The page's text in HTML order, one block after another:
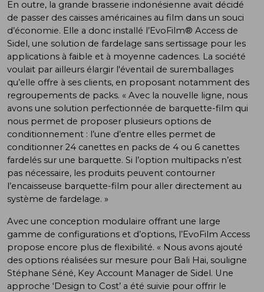
En outre, la grande brasserie indonésienne avait décidé
de passer des caisses américaines au film dans un souci
d’économie. Elle a donc installé l’EvoFilm® Access de
Sidel, une solution de fardelage sans sertissage pour les
applications à faible et à moyenne cadences. La société
voulait par ailleurs élargir l'éventail de suremballages
qu’elle offre à ses clients, en proposant notamment des
regroupements de packs. « Avec la nouvelle ligne, nous
avons une solution perfectionnée de barquette-film qui
nous permet de proposer plusieurs options de
conditionnement : l’une d’entre elles permet de
conditionner 24 canettes en packs de 4 ou 6 canettes
fardelés sur une barquette. Si l’option multipacks n’est
pas nécessaire, les produits peuvent contourner
l’encaisseuse barquette-film pour aller directement au
système de fardelage. »
Avec une conception modulaire offrant une large
gamme de configurations et d’options, l’EvoFilm Access
propose encore plus de flexibilité. « Nous avons ajouté
des options réalisées sur mesure pour Bali Hai, souligne
Stéphane Séné, Key Account Manager de Sidel. Une
approche ‘Design to Cost’ a été suivie pour offrir le